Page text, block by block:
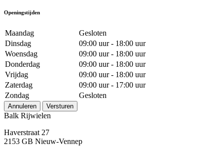
Openingstijden
Maandag
Gesloten
Dinsdag
09:00 uur - 18:00 uur
Woensdag
09:00 uur - 18:00 uur
Donderdag
09:00 uur - 18:00 uur
Vrijdag
09:00 uur - 18:00 uur
Zaterdag
09:00 uur - 17:00 uur
Zondag
Gesloten
Annuleren Versturen
Balk Rijwielen
Haverstraat 27
2153 GB Nieuw-Vennep